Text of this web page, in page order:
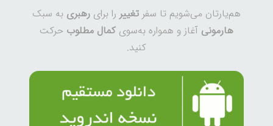
هم‌یارتان می‌شویم تا سفر تغییر را برای رهبری به سبک
هارمونی آغاز و همواره به‌سوی کمال مطلوب حرکت
کنید.